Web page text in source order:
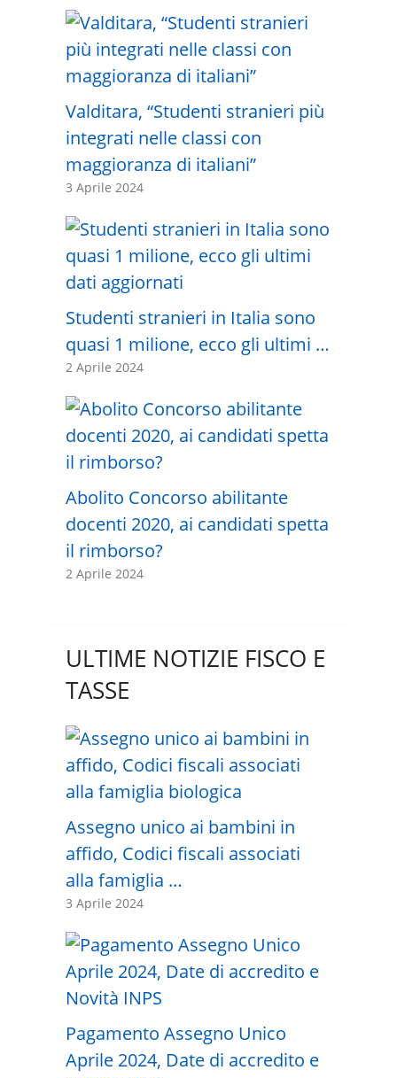
Valditara, “Studenti stranieri più
integrati nelle classi con
maggioranza di italiani”
3 Aprile 2024
Studenti stranieri in Italia sono
quasi 1 milione, ecco gli ultimi …
2 Aprile 2024
Abolito Concorso abilitante
docenti 2020, ai candidati spetta
il rimborso?
2 Aprile 2024
ULTIME NOTIZIE FISCO E
TASSE
Assegno unico ai bambini in
affido, Codici fiscali associati
alla famiglia …
3 Aprile 2024
Pagamento Assegno Unico
Aprile 2024, Date di accredito e